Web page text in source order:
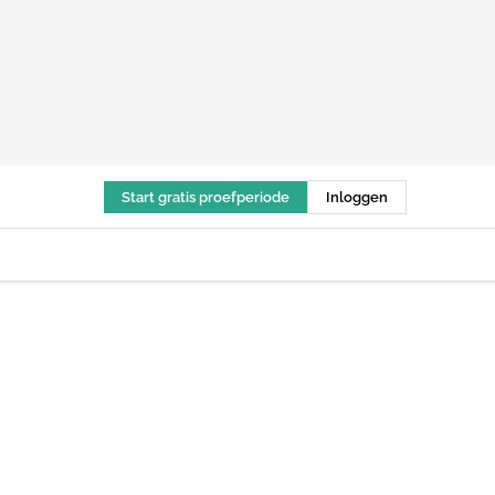
Start gratis proefperiode Inloggen